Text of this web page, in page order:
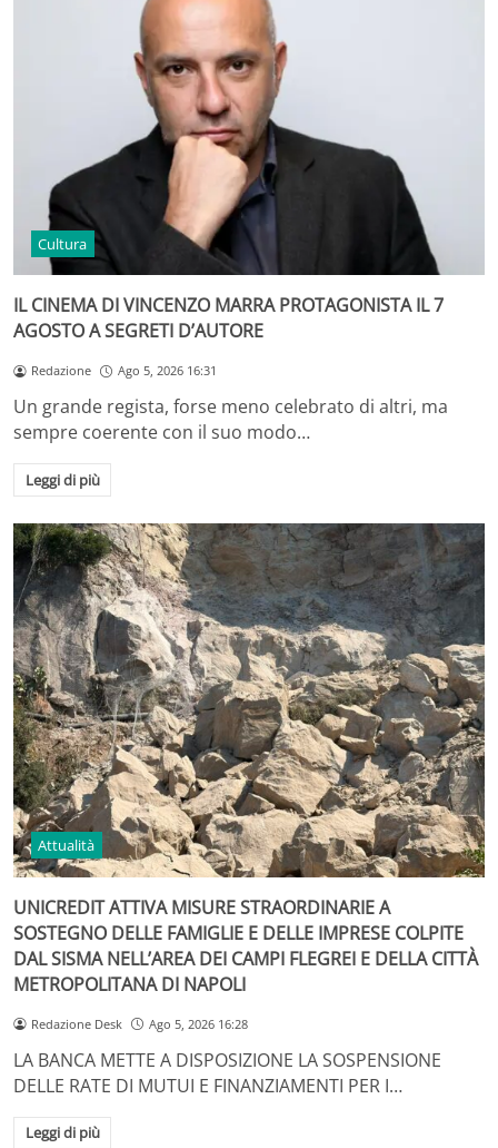
Cultura
IL CINEMA DI VINCENZO MARRA PROTAGONISTA IL 7
AGOSTO A SEGRETI D’AUTORE
Redazione Ago 5, 2026 16:31
Un grande regista, forse meno celebrato di altri, ma
sempre coerente con il suo modo…
Leggi di più
Attualità
UNICREDIT ATTIVA MISURE STRAORDINARIE A
SOSTEGNO DELLE FAMIGLIE E DELLE IMPRESE COLPITE
DAL SISMA NELL’AREA DEI CAMPI FLEGREI E DELLA CITTÀ
METROPOLITANA DI NAPOLI
Redazione Desk Ago 5, 2026 16:28
LA BANCA METTE A DISPOSIZIONE LA SOSPENSIONE
DELLE RATE DI MUTUI E FINANZIAMENTI PER I…
Leggi di più